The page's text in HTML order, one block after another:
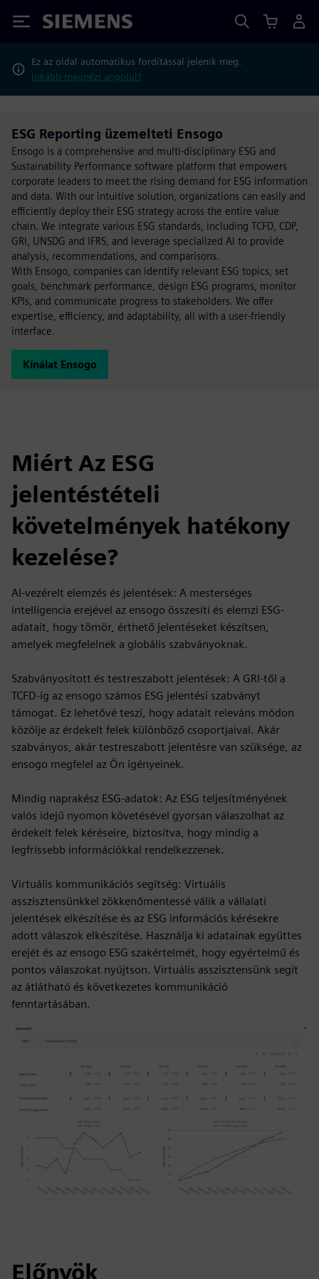
Siemens
Ez az oldal automatikus fordítással jelenik meg.
Inkább megnézi angolul?
ESG Reporting üzemelteti Ensogo
Ensogo is a comprehensive and multi-disciplinary ESG and
Sustainability Performance software platform that empowers
corporate leaders to meet the rising demand for ESG information
and data. With our intuitive solution, organizations can easily and
efficiently deploy their ESG strategy across the entire value
chain. We integrate various ESG standards, including TCFD, CDP,
GRI, UNSDG and IFRS, and leverage specialized AI to provide
analysis, recommendations, and comparisons.
With Ensogo, companies can identify relevant ESG topics, set
goals, benchmark performance, design ESG programs, monitor
KPIs, and communicate progress to stakeholders. We offer
expertise, efficiency, and adaptability, all with a user-friendly
interface.
Kínálat Ensogo
Miért Az ESG
jelentéstételi
követelmények hatékony
kezelése?
AI-vezérelt elemzés és jelentések: A mesterséges
intelligencia erejével az ensogo összesíti és elemzi ESG-
adatait, hogy tömör, érthető jelentéseket készítsen,
amelyek megfelelnek a globális szabványoknak.
Szabványosított és testreszabott jelentések: A GRI-től a
TCFD-ig az ensogo számos ESG jelentési szabványt
támogat. Ez lehetővé teszi, hogy adatait releváns módon
közölje az érdekelt felek különböző csoportjaival. Akár
szabványos, akár testreszabott jelentésre van szüksége, az
ensogo megfelel az Ön igényeinek.
Mindig naprakész ESG-adatok: Az ESG teljesítményének
valós idejű nyomon követésével gyorsan válaszolhat az
érdekelt felek kéréseire, biztosítva, hogy mindig a
legfrissebb információkkal rendelkezzenek.
Virtuális kommunikációs segítség: Virtuális
asszisztensünkkel zökkenőmentessé válik a vállalati
jelentések elkészítése és az ESG információs kérésekre
adott válaszok elkészítése. Használja ki adatainak együttes
erejét és az ensogo ESG szakértelmét, hogy egyértelmű és
pontos válaszokat nyújtson. Virtuális asszisztensünk segít
az átlátható és következetes kommunikáció
fenntartásában.
Előnyök